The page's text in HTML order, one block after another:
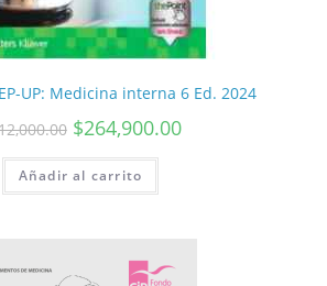
UP: Medicina interna 6 Ed. 2024
$264,900.00
Añadir al carrito